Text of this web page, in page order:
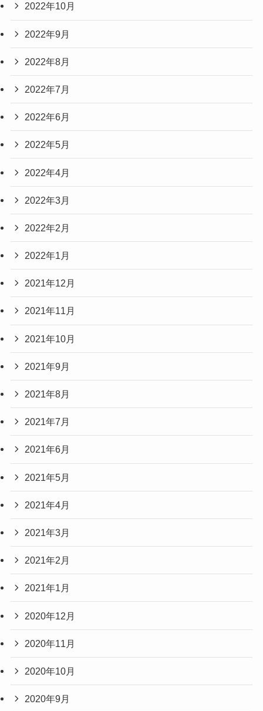
2022年10月
2022年9月
2022年8月
2022年7月
2022年6月
2022年5月
2022年4月
2022年3月
2022年2月
2022年1月
2021年12月
2021年11月
2021年10月
2021年9月
2021年8月
2021年7月
2021年6月
2021年5月
2021年4月
2021年3月
2021年2月
2021年1月
2020年12月
2020年11月
2020年10月
2020年9月